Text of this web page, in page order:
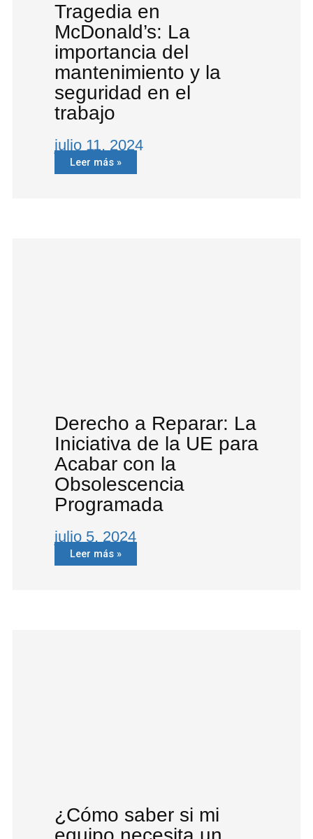
Tragedia en
McDonald’s: La
importancia del
mantenimiento y la
seguridad en el
trabajo
julio 11, 2024
Leer más »
Derecho a Reparar: La
Iniciativa de la UE para
Acabar con la
Obsolescencia
Programada
julio 5, 2024
Leer más »
¿Cómo saber si mi